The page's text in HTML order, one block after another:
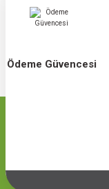
Ödeme Güvencesi